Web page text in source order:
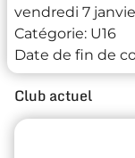
vendredi 7
Catégorie: U16
Date de fin de
Club actuel